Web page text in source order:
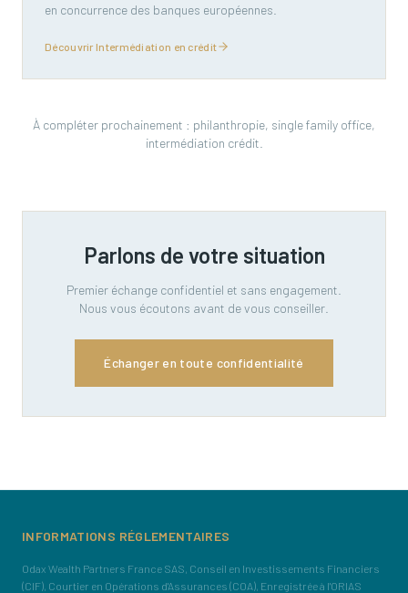
en concurrence des banques européennes.
Découvrir Intermédiation en crédit
À compléter prochainement : philanthropie, single family office,
intermédiation crédit.
Parlons de votre situation
Premier échange confidentiel et sans engagement.
Nous vous écoutons avant de vous conseiller.
Échanger en toute confidentialité
INFORMATIONS RÉGLEMENTAIRES
Odax Wealth Partners France SAS, Conseil en Investissements Financiers
(CIF), Courtier en Opérations d'Assurances (COA), Enregistrée à l'ORIAS